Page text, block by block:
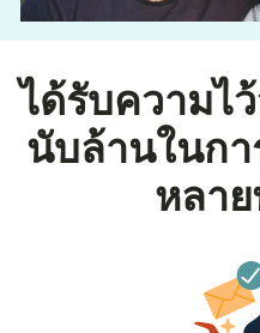
ได้รับความไ
นับล้านในกา
หลา